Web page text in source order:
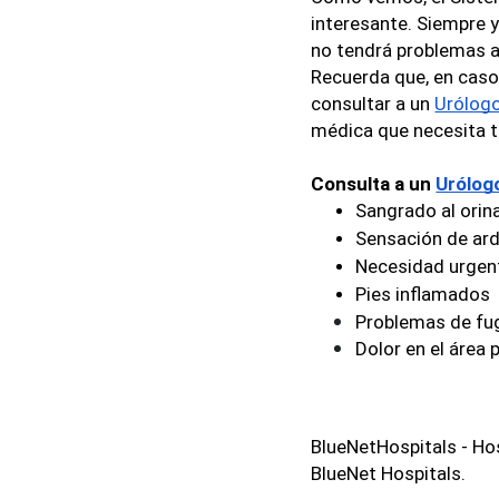
interesante. Siempre
no tendrá problemas
Recuerda que, en
consultar a un
médica que
Consulta a un
Sangrado al
Sensación de
Necesidad
Pies inflamados
Problemas de
Dolor en el área
BlueNetHospitals -
BlueNet Hospitals.